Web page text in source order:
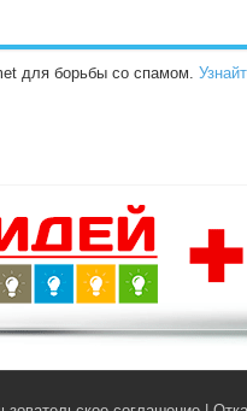
для борьбы со спамом.